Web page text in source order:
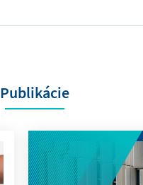
Publikácie